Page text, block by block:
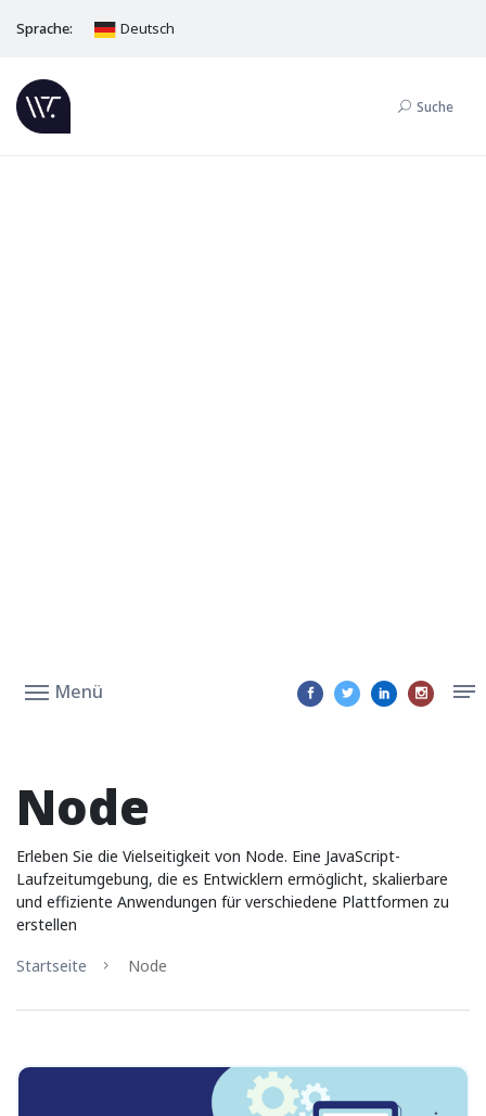
Sprache: Deutsch
Suche
Menü
Node
Erleben Sie die Vielseitigkeit von Node. Eine JavaScript-
Laufzeitumgebung, die es Entwicklern ermöglicht, skalierbare
und effiziente Anwendungen für verschiedene Plattformen zu
erstellen
Startseite
Node